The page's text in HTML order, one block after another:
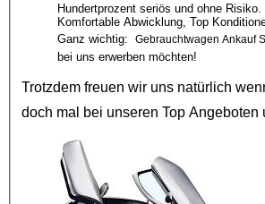
Hundertprozent seriös und ohne Risiko.
Komfortable Abwicklung, Top
Ganz wichtig:
Gebrauchtwagen Ankauf
bei uns erwerben möchten!
Trotzdem freuen wir uns natürlich
doch mal bei unseren Top Angeboten